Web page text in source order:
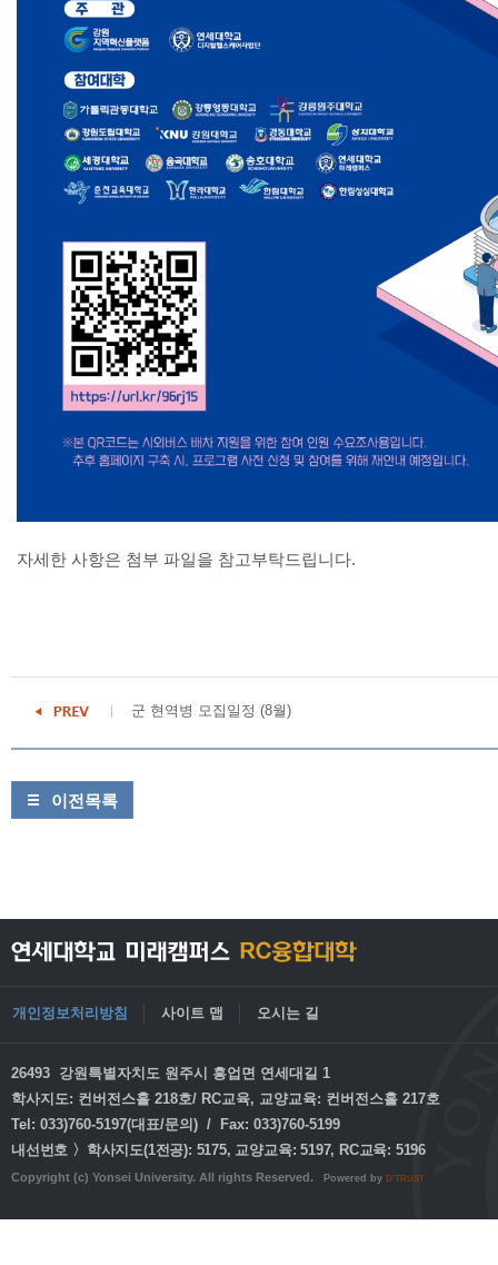
자세한 사항은 첨부 파일을 참고부탁드립니다.
군 현역병 모집일정 (8월)
이전목록
개인정보처리방침 사이트 맵 오시는 길
26493 강원특별자치도 원주시 흥업면 연세대길 1
학사지도: 컨버전스홀 218호/ RC교육, 교양교육: 컨버전스홀 217호
Tel: 033)760-5197(대표/문의) / Fax: 033)760-5199
내선번호 〉학사지도(1전공): 5175, 교양교육: 5197, RC교육: 5196
Copyright (c) Yonsei University. All rights Reserved. Powered by D'TRUST